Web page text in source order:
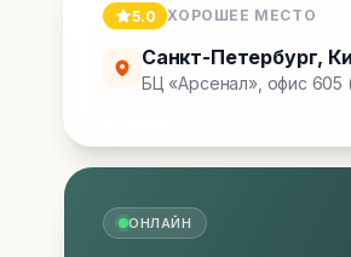
5.0 ХОРОШЕЕ МЕСТО
Санкт-Петербург,
БЦ «Арсенал», офис 605
ОНЛАЙН